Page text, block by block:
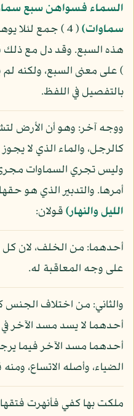
السماء فسواهن سبع
سماوات)
( 4 ) جمع لئلا
هذه السبع. وقد دل مع ذلك
) على معنى السبع، ولكنه
بالتفصيل في اللفظ.
ووجه آخر: وهو أن الأرض
كالرجل، والماء الذي لا
وليس تجري السماوات
أمرها. والتدبير الذي هو
الليل والنهار)قولان:
أحدهما: من الخلف، لان
على وجه المعاقبة له.
والثاني: من اختلاف الجنس
أحدهما لا يسد مسد الآخر في
أحدهما مسد الآخر فيما
الضياء، وأصله الاتساع، ومنه
ملكت بها كفي فأنهرت